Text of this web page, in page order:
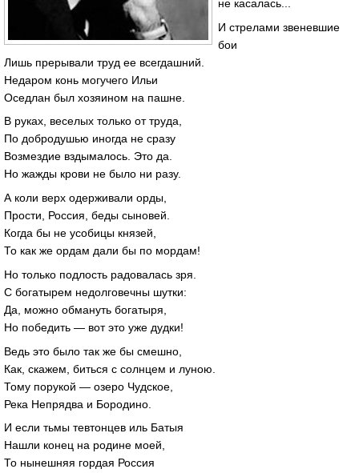
не касалась...
И стрелами звеневшие
бои
Лишь прерывали труд ее всегдашний.
Недаром конь могучего Ильи
Оседлан был хозяином на пашне.
В руках, веселых только от труда,
По добродушью иногда не сразу
Возмездие вздымалось. Это да.
Но жажды крови не было ни разу.
А коли верх одерживали орды,
Прости, Россия, беды сыновей.
Когда бы не усобицы князей,
То как же ордам дали бы по мордам!
Но только подлость радовалась зря.
С богатырем недолговечны шутки:
Да, можно обмануть богатыря,
Но победить — вот это уже дудки!
Ведь это было так же бы смешно,
Как, скажем, биться с солнцем и луною.
Тому порукой — озеро Чудское,
Река Непрядва и Бородино.
И если тьмы тевтонцев иль Батыя
Нашли конец на родине моей,
То нынешняя гордая Россия